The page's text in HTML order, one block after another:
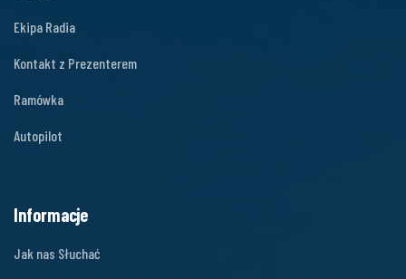
Ekipa Radia
Kontakt z Prezenterem
Ramówka
Autopilot
Informacje
Jak nas Słuchać